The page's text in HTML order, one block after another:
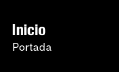
Inicio
Portada